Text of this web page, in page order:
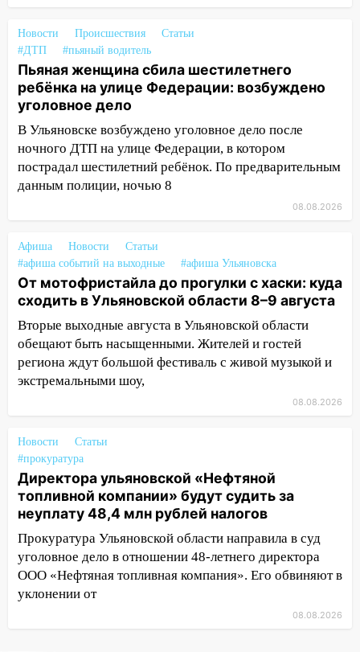
временно отключили холодную воду
10:14
В Ульяновске двоих участников
коррупционной схемы при ЦГКБ
отправили в колонию на 7 и 8 лет
09:52 Ночью беспилотники сбили над
соседними Татарстаном и Саратовской
областью
09:41 Диана Шурыгина уверовала в
09:35
В Ульяновске директора фирмы
будут судить за неуплату налогов на 48
млн рублей
08:22 Подросток на питбайке сбил
велосипедистку: пострадали двое
07:20 Жара возвращается: ожидается
знойный и сухой четверг
Под Ульяновском при развороте
иномарки
05:00 «Каждая пятая женщина и каждый
второй мужчина в мире сталкиваются с
алопецией»: врач рассказал, чем может
быть вызвано облысение и как с этим
справиться
03:30 Гороскоп на 7 августа: пятница
принесет прилив творческой энергии и
отличные шансы исправить старые
Новости Происшествия
Статьи
#ДТП
#пьяный водитель
Пьяная женщина сбила шестилетнего
ребёнка на улице Федерации: возбуждено
уголовное дело
В Ульяновске возбуждено уголовное дело после
ночного ДТП на улице Федерации, в котором
пострадал шестилетний ребёнок. По предварительным
данным полиции, ночью 8
08.08.2026
Афиша Новости
Статьи
#афиша событий на выходные
#афиша Ульяновска
От мотофристайла до прогулки с хаски: куда
сходить в Ульяновской области 8–9 августа
Вторые выходные августа в Ульяновской области
обещают быть насыщенными. Жителей и гостей
региона ждут большой фестиваль с живой музыкой и
экстремальными шоу,
08.08.2026
Новости
Статьи
#прокуратура
Директора ульяновской «Нефтяной
топливной компании» будут судить за
неуплату 48,4 млн рублей налогов
Прокуратура Ульяновской области направила в суд
уголовное дело в отношении 48-летнего директора
ООО «Нефтяная топливная компания». Его обвиняют в
уклонении от
08.08.2026